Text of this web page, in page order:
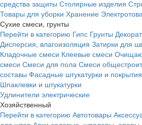
средства защиты Столярные изделия
Товары для уборки Хранение
Сухие смеси, грунты
Перейти в категорию Гипс Грунты
Дисперсия, влагоизоляция Затирки для
Кладочные смеси Клеевые смеси
смеси Смеси для пола Смеси
составы Фасадные штукатурки и покрытия
Шпаклевки и штукатурки
Удлинители электрические
Хозяйственный
Перейти в категорию Автотовары